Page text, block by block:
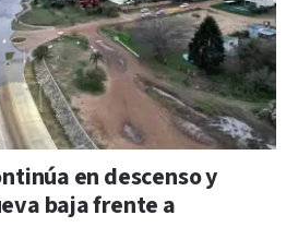
en descenso y
baja frente a